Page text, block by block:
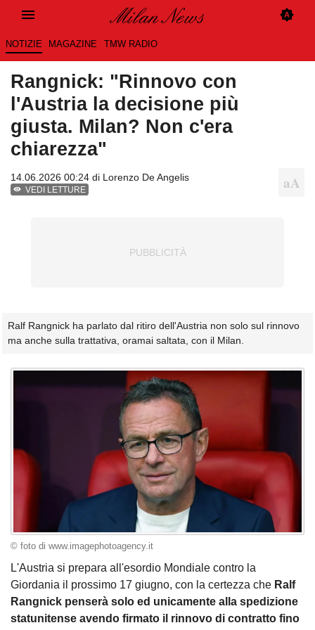
NOTIZIE MAGAZINE TMW RADIO
Rangnick: "Rinnovo con
l'Austria la decisione più
giusta. Milan? Non c'era
chiarezza"
14.06.2026 00:24 di Lorenzo De Angelis
VEDI LETTURE
Ralf Rangnick ha parlato dal ritiro dell'Austria non solo sul rinnovo
ma anche sulla trattativa, oramai saltata, con il Milan.
© foto di www.imagephotoagency.it
L'Austria si prepara all'esordio Mondiale contro la
Giordania il prossimo 17 giugno, con la certezza che Ralf
Rangnick penserà solo ed unicamente alla spedizione
statunitense avendo firmato il rinnovo di contratto fino